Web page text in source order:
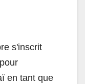
s'inscrit
en tant que